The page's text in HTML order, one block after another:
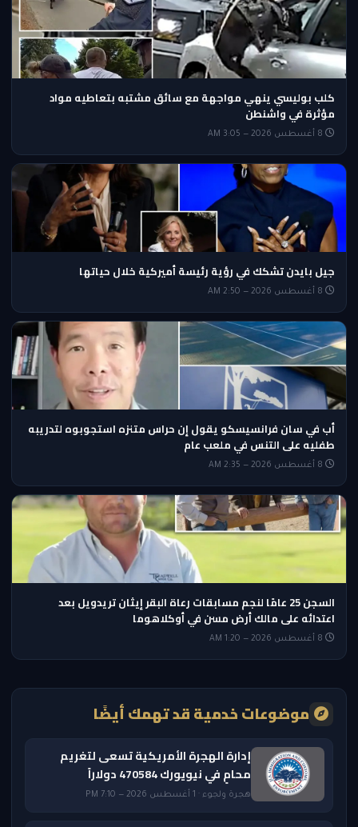
كلب بوليسي ينهي مواجهة مع سائق مشتبه بتعاطيه مواد
مؤثرة في واشنطن
جيل بايدن تشكك في رؤية رئيسة أميركية خلال حياتها
أب في سان فرانسيسكو يقول إن حراس متنزه استجوبوه لتدريبه
طفليه على التنس في ملعب عام
السجن 25 عامًا لنجم مسابقات رعاة البقر إيثان تريدويل بعد
اعتدائه على مالك أرض مسن في أوكلاهوما
موضوعات خدمية قد تهمك أيضًا
إدارة الهجرة الأمريكية تسعى لتغريم
محامٍ في نيويورك 470584 دولاراً
هجرة ولجوء · 1 أغسطس 2026 — 7:10 PM